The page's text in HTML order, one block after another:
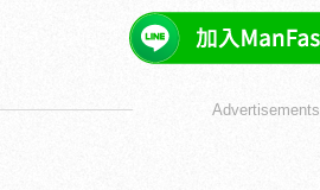
Advertisements